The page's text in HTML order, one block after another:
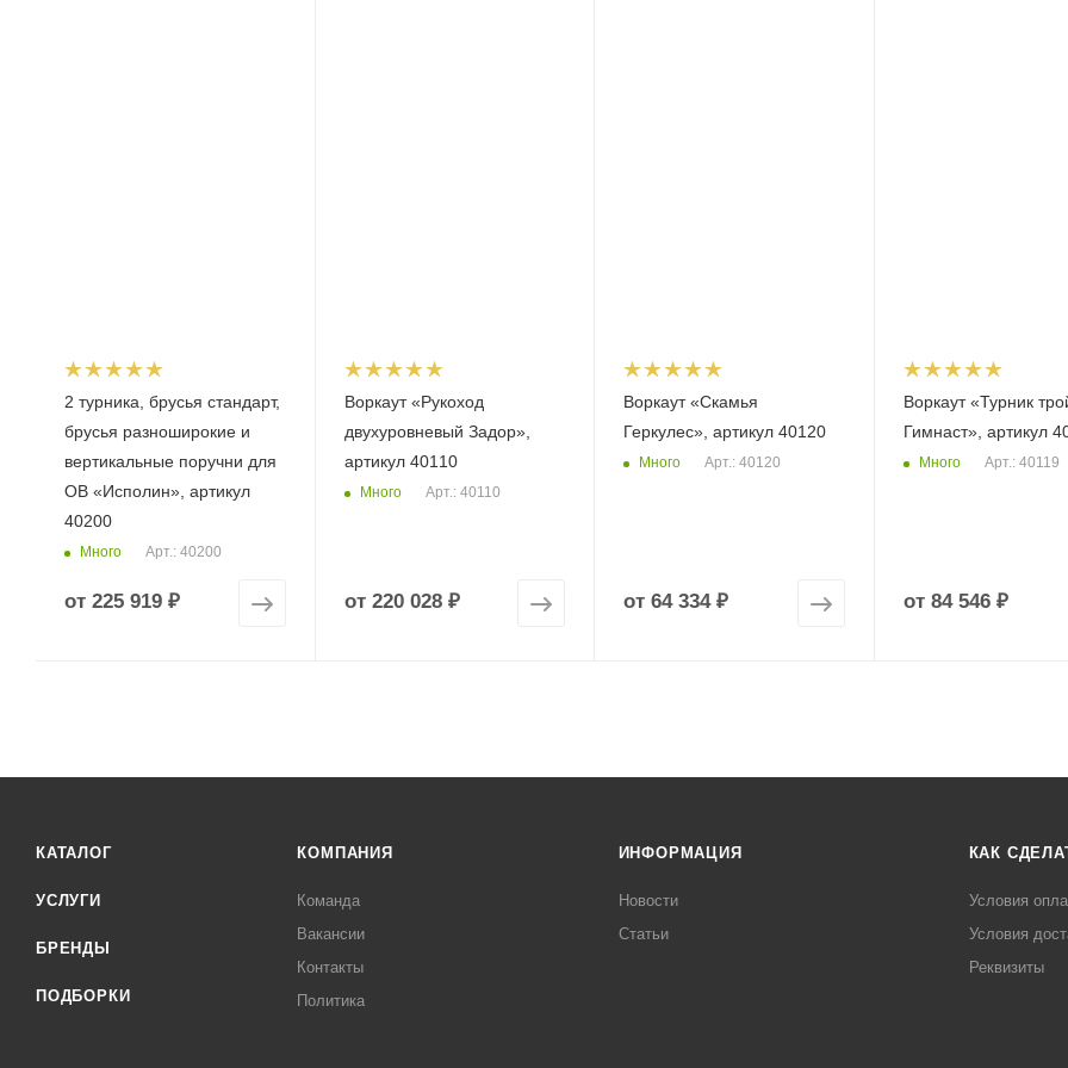
2 турника, брусья стандарт,
брусья разноширокие и
вертикальные поручни для
ОВ «Исполин», артикул
40200
Много Арт.: 40200
от 225 919 ₽
Воркаут «Рукоход
двухуровневый Задор»,
артикул 40110
Много Арт.: 40110
от 220 028 ₽
Воркаут «Скамья
Геркулес», артикул 40120
Много Арт.: 40120
от 64 334 ₽
Воркаут «Турник
Гимнаст», артикул
Много Арт.: 40119
от 84 546 ₽
КАТАЛОГ
УСЛУГИ
БРЕНДЫ
ПОДБОРКИ
КОМПАНИЯ
Команда
Вакансии
Контакты
Политика
ИНФОРМАЦИЯ
Новости
Статьи
КАК
Условия
Условия
Реквизиты